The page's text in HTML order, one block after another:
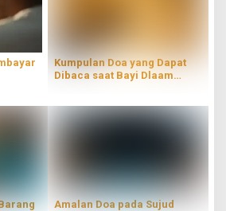
Kumpulan Doa yang Dapat
Dibaca saat Bayi Dlaam
Amalan Doa pada Sujud